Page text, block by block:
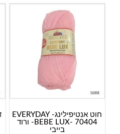
חוט אנטיפילינג- EVERYDAY
BEBE LUX- 70404- ורוד
בייבי